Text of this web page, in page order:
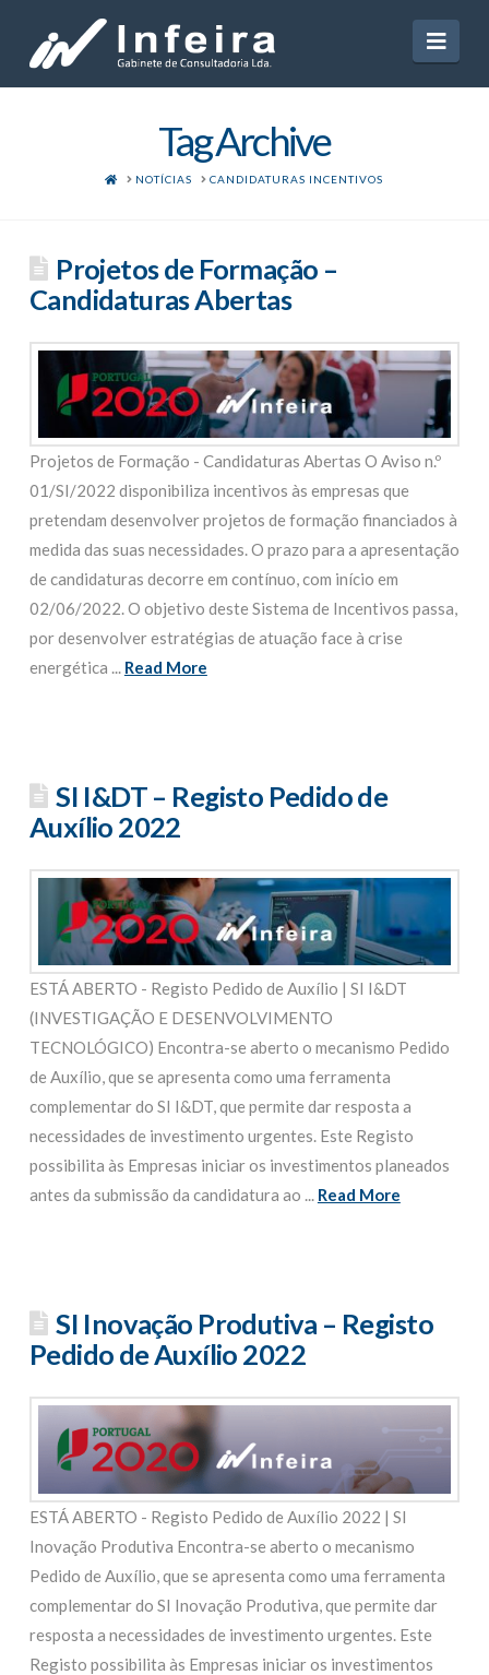
Tag Archive
HOMENOTÍCIAS CANDIDATURAS INCENTIVOS
Projetos de Formação –
Candidaturas Abertas
Projetos de Formação - Candidaturas Abertas O Aviso n.º
01/SI/2022 disponibiliza incentivos às empresas que
pretendam desenvolver projetos de formação financiados à
medida das suas necessidades. O prazo para a apresentação
de candidaturas decorre em contínuo, com início em
02/06/2022. O objetivo deste Sistema de Incentivos passa,
por desenvolver estratégias de atuação face à crise
energética ... Read More
SI I&DT – Registo Pedido de
Auxílio 2022
ESTÁ ABERTO - Registo Pedido de Auxílio | SI I&DT
(INVESTIGAÇÃO E DESENVOLVIMENTO
TECNOLÓGICO) Encontra-se aberto o mecanismo Pedido
de Auxílio, que se apresenta como uma ferramenta
complementar do SI I&DT, que permite dar resposta a
necessidades de investimento urgentes. Este Registo
possibilita às Empresas iniciar os investimentos planeados
antes da submissão da candidatura ao ... Read More
SI Inovação Produtiva – Registo
Pedido de Auxílio 2022
ESTÁ ABERTO - Registo Pedido de Auxílio 2022 | SI
Inovação Produtiva Encontra-se aberto o mecanismo
Pedido de Auxílio, que se apresenta como uma ferramenta
complementar do SI Inovação Produtiva, que permite dar
resposta a necessidades de investimento urgentes. Este
Registo possibilita às Empresas iniciar os investimentos